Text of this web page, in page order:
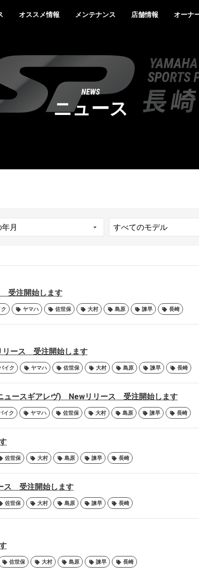
オススメ情報 メンテナンス 店舗情報 オーナ
NEWS
ニュース
受注開始します
ヤマハ 佐世保 大村 島原 諫早 長崎
リース 受注開始します
イク ヤマハ 佐世保 大村 島原 諫早 長崎
ニュースギアレヴ) Newリリース 受注開始します
イク ヤマハ 佐世保 大村 島原 諫早 長崎
佐世保 大村 島原 諫早 長崎
ス 受注開始します
佐世保 大村 島原 諫早 長崎
佐世保 大村 島原 諫早 長崎